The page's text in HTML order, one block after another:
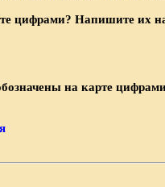
цифрами? Напи­шите их
на карте